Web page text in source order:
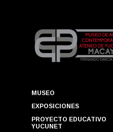
MUSEO
EXPOSICIONES
PROYECTO EDUCATIVO
YUCUNET